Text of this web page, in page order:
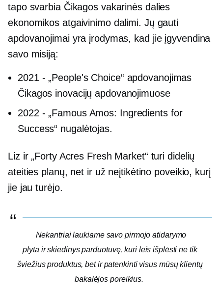
tapo svarbia Čikagos vakarinės dalies
ekonomikos atgaivinimo dalimi. Jų gauti
apdovanojimai yra įrodymas, kad jie įgyvendina
savo misiją:
2021 - „People's Choice“ apdovanojimas
Čikagos inovacijų apdovanojimuose
2022 - „Famous Amos: Ingredients for
Success“ nugalėtojas.
Liz ir „Forty Acres Fresh Market“ turi didelių
ateities planų, net ir už neįtikėtino poveikio, kurį
jie jau turėjo.
Nekantriai laukiame savo pirmojo atidarymo
plyta ir skiedinysparduotuvę, kuri leis išplėsti ne tik
šviežius produktus, bet ir patenkinti visus mūsų klientų
bakalėjos poreikius.